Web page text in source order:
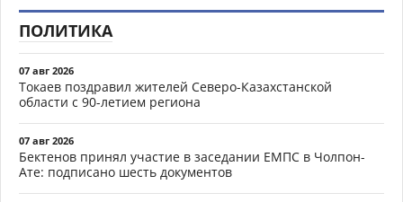
ПОЛИТИКА
07 авг 2026
Токаев поздравил жителей Северо-Казахстанской
области с 90-летием региона
07 авг 2026
Бектенов принял участие в заседании ЕМПС в Чолпон-
Ате: подписано шесть документов